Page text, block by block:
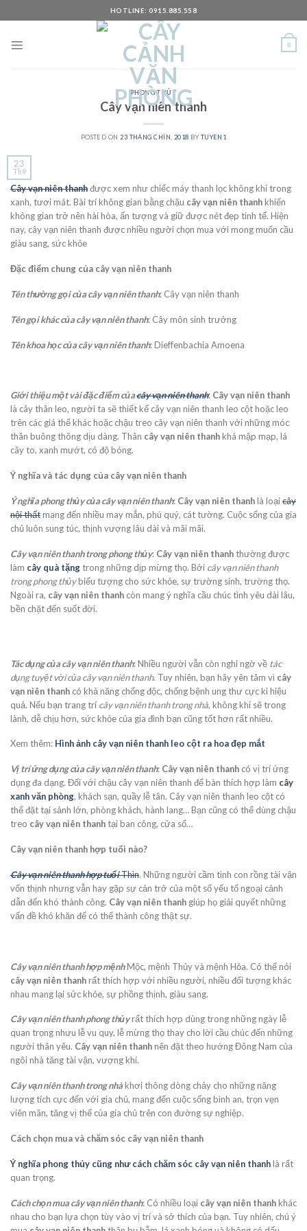
to
HOTLINE: 0915.885.558
0
PHONG THỦY
Cây vạn niên thanh
POSTED ON23 THÁNG CHÍN, 2018 BY TUYEN1
23
Th9
Cây vạn niên thanhđược xem như chiếc máy thanh lọc không khí trong
xanh, tươi mát. Bài trí không gian bằng chậu cây vạn niên thanhkhiến
không gian trở nên hài hòa, ấn tượng và giữ được nét đẹp tinh tế. Hiện
nay, cây vạn niên thanh được nhiều người chọn mua với mong muốn cầu
giàu sang, sức khỏe
Đặc điểm chung của cây vạn niên thanh
Tên thường gọi của cây vạn niên thanh: Cây vạn niên thanh
Tên gọi khác của cây vạn niên thanh: Cây môn sinh trưởng
Tên khoa học của cây vạn niên thanh: Dieffenbachia Amoena
Giới thiệu một vài đặc điểm củacây vạn niên thanh: Cây vạn niên thanh
là cây thân leo, người ta sẽ thiết kế cây vạn niên thanh leo cột hoặc leo
trên các giá thể khác hoặc chậu treo cây vạn niên thanh với những móc
thân buông thõng dịu dàng. Thân cây vạn niên thanhkhá mập mạp, lá
cây to, xanh mướt, có độ bóng.
Ý nghĩa và tác dụng của cây vạn niên thanh
Ý nghĩa phong thủy của cây vạn niên thanh: Cây vạn niên thanhlà loạicây
nội thấtmang đến nhiều may mắn, phú quý, cát tường. Cuộc sống của gia
chủ luôn sung túc, thịnh vượng lâu dài và mãi mãi.
Cây vạn niên thanh trong phong thủy: Cây vạn niên thanhthường được
làm cây quà tặngtrong những dịp mừng thọ. Bởi cây vạn niên thanh
trong phong thủybiểu tượng cho sức khỏe, sự trường sinh, trường thọ.
Ngoài ra, cây vạn niên thanh còn mang ý nghĩa cầu chúc tình yêu dài lâu,
bền chặt đến suốt đời.
Tác dụng của cây vạn niên thanh: Nhiều người vẫn còn nghi ngờ về tác
dụng tuyệt vời của cây vạn niên thanh. Tuy nhiên, bạn hãy yên tâm vì cây
vạn niên thanh có khả năng chống độc, chống bệnh ung thư cực kì hiệu
quả. Nếu bạn trang trí cây vạn niên thanh trong nhà, không khí sẽ trong
lành, dễ chịu hơn, sức khỏe của gia đình bạn cũng tốt hơn rất nhiều.
Xem thêm: Hình ảnh cây vạn niên thanh leo cột ra hoa đẹp mắt
Vị trí ứng dụng của cây vạn niên thanh: Cây vạn niên thanh có vị trí ứng
dụng đa dạng. Đối với chậu cây vạn niên thanh để bàn thích hợp làm cây
xanh văn phòng, khách sạn, quầy lễ tân. Cây vạn niên thanh leo cột có
thể đặt tại sảnh lớn, phòng khách, hành lang… Bạn cũng có thể dùng chậu
treo cây vạn niên thanhtại ban công, cửa sổ…
Cây vạn niên thanh hợp tuổi nào?
Cây vạn niên thanh hợp tuổiThìn. Những người cầm tinh con rồng tài vận
vốn thịnh nhưng vẫn hay gặp sự cản trở của một số yếu tố ngoại cảnh
dẫn đến khó thành công. Cây vạn niên thanh giúp họ giải quyết những
vấn đề khó khăn để có thể thành công thật sự.
Cây vạn niên thanh hợp mệnhMộc, mệnh Thủy và mệnh Hỏa. Có thể nói
cây vạn niên thanhrất thích hợp với nhiều người, nhiều đối tượng khác
nhau mang lại sức khỏe, sự phồng thịnh, giàu sang.
Cây vạn niên thanh phong thủyrất thích hợp dùng trong những ngày lễ
quan trọng nhưu lễ vu quy, lễ mừng thọ thay cho lời cầu chúc đến những
người thân yêu. Cây vạn niên thanhnên đặt theo hướng Đông Nam của
ngôi nhà tăng tài vận, vượng khí.
Cây vạn niên thanh trong nhàkhơi thông dòng chảy cho những năng
lượng tích cực đến với gia chủ, mang đến cuộc sống bình an, trọn vẹn
viên mãn, tăng vị thế của gia chủ trên con đường sự nghiệp.
Cách chọn mua và chăm sóc cây vạn niên thanh
Ý nghĩa phong thủy cũng như cách chăm sóc cây vạn niên thanhlà rất
quan trọng.
Cách chọn mua cây vạn niên thanh: Có nhiều loại cây vạn niên thanhkhác
nhau cho bạn lựa chọn tùy vào vị trí và sở thích của bạn. Tuy nhiên, chú ý